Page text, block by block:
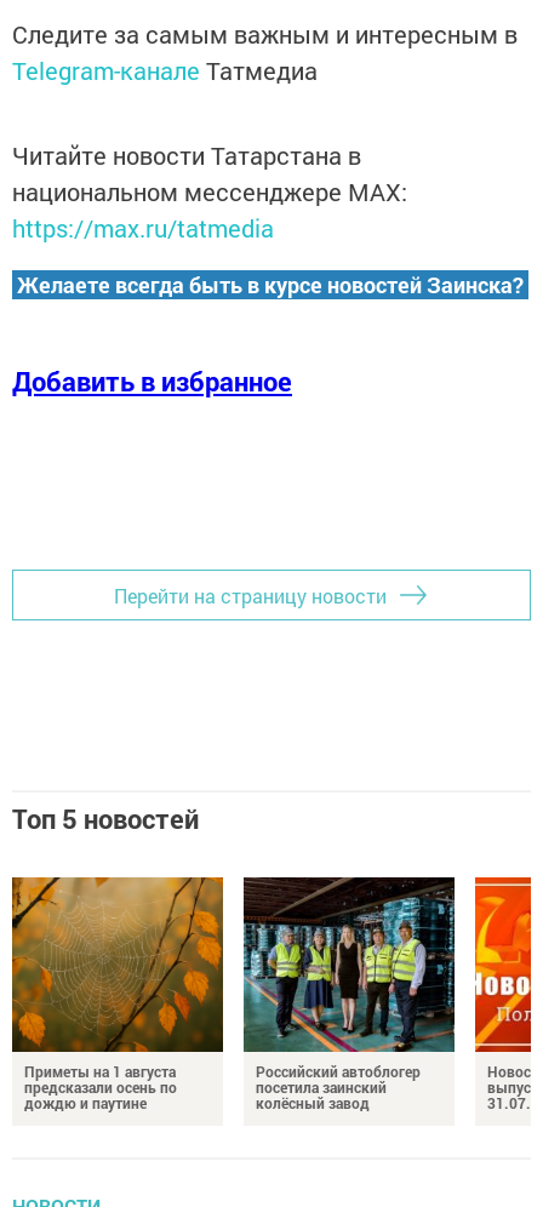
Следите за самым важным и интересным в
Telegram-канале Татмедиа
Читайте новости Татарстана в
национальном мессенджере MАХ:
https://max.ru/tatmedia
Желаете всегда быть в курсе новостей Заинска?
Добавить в избранное
Перейти на страницу новости
Топ 5 новостей
Приметы на 1 августа
предсказали осень по
дождю и паутине
Российский автоблогер
посетила заинский
колёсный завод